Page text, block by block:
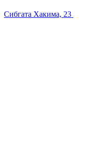
Сибгата Хакима, 23